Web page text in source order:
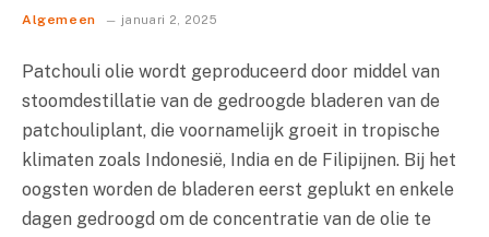
Algemeen januari 2, 2025
Patchouli olie wordt geproduceerd door middel van
stoomdestillatie van de gedroogde bladeren van de
patchouliplant, die voornamelijk groeit in tropische
klimaten zoals Indonesië, India en de Filipijnen. Bij het
oogsten worden de bladeren eerst geplukt en enkele
dagen gedroogd om de concentratie van de olie te